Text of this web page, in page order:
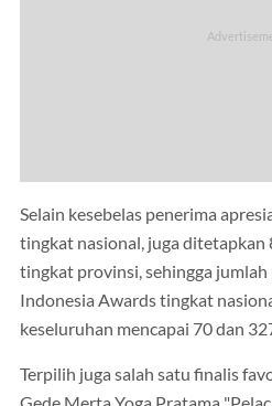
Selain kesebelas penerima
tingkat nasional, juga ditetapkan
tingkat provinsi, sehingga jumlah
Indonesia Awards tingkat
keseluruhan mencapai 70 dan
Terpilih juga salah satu finalis